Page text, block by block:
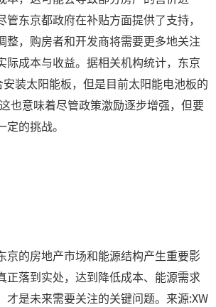
东京都政府在补贴方面提供了支持，
整，购房者和开发商将需要更多地关注
际成本与收益。据相关机构统计，东京
装太阳能板，但是目前太阳能电池板的
也意味着尽管政策激励逐步增强，但要
的挑战。
京的房地产市场和能源结构产生重要影
正落到实处，达到降低成本、能源需求
才是未来需要关注的关键问题。来源:XW